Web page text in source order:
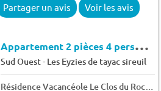
Partager un avis Voir les avis
A
ppartement 2 pièces 4 personnes
Sud Ouest- Les Eyzies de tayac sireuil